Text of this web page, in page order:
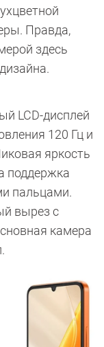
Правда,
здесь
LCD-дисплей
120 Гц и
яркость
поддержка
пальцами.
вырез с
камера